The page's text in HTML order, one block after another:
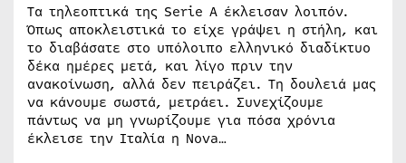
Τα τηλεοπτικά της Serie A έκλεισαν λοιπόν.
Όπως αποκλειστικά το είχε γράψει η στήλη, και
το διαβάσατε στο υπόλοιπο ελληνικό διαδίκτυο
δέκα ημέρες μετά, και λίγο πριν την
ανακοίνωση, αλλά δεν πειράζει. Τη δουλειά μας
να κάνουμε σωστά, μετράει. Συνεχίζουμε
πάντως να μη γνωρίζουμε για πόσα χρόνια
έκλεισε την Ιταλία η Nova…